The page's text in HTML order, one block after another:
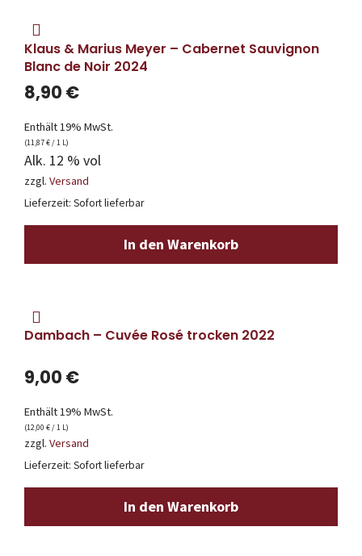
Klaus & Marius Meyer – Cabernet Sauvignon
Blanc de Noir 2024
8,90 €
Enthält 19% MwSt.
(11,87€/ 1 L)
Alk. 12 % vol
zzgl. Versand
Lieferzeit: Sofort lieferbar
In den Warenkorb
Dambach – Cuvée Rosé trocken 2022
9,00 €
Enthält 19% MwSt.
(12,00 €/ 1 L)
zzgl. Versand
Lieferzeit: Sofort lieferbar
In den Warenkorb